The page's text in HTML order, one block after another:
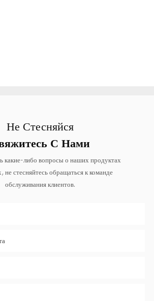
Не Стесняйся
С Нами
какие-либо вопросы о наших продуктах
не стесняйтесь обращаться к команде
обслуживания клиентов.